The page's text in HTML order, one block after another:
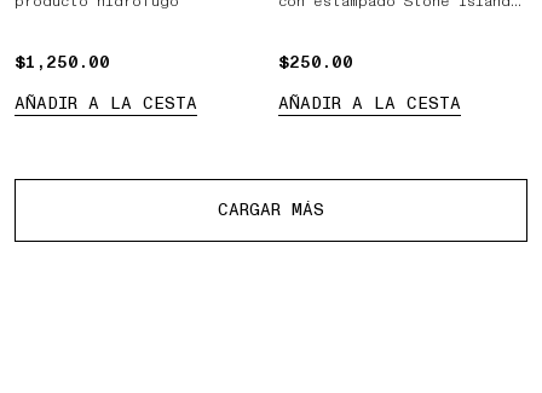
$1,250.00
$1,250.00
AÑADIR A LA CESTA
$250.00
$250.00
AÑADIR A LA CESTA
CARGAR MÁS